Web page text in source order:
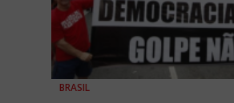
BRASIL